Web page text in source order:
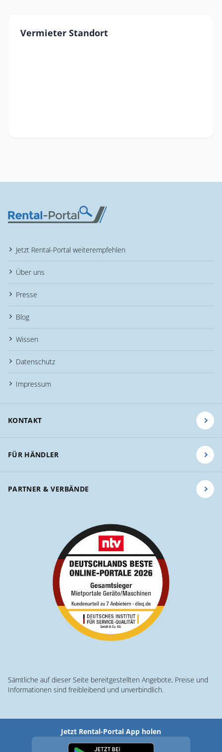
Vermieter Standort
Jetzt Rental-Portal weiterempfehlen
Über uns
Presse
Blog
Wissen
Datenschutz
Impressum
KONTAKT
FÜR HÄNDLER
PARTNER & VERBÄNDE
Sämtliche auf dieser Seite bereitgestellten Angebote, Preise und
Informationen sind freibleibend und unverbindlich.
Jetzt Rental-Portal App holen